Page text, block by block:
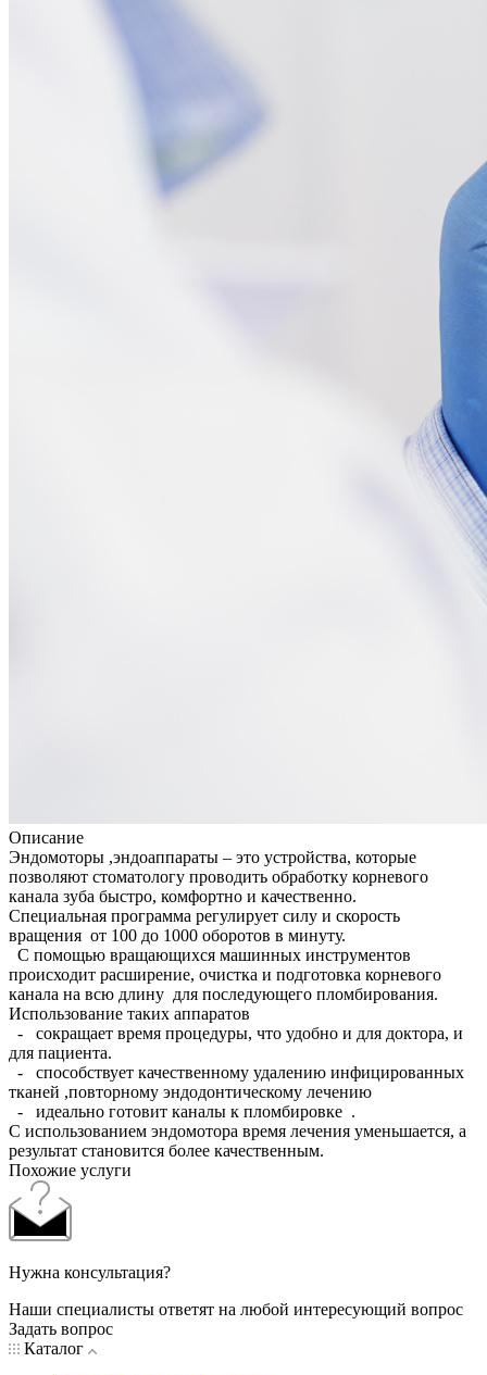
Описание
Эндомоторы ,эндоаппараты – это устройства, которые
позволяют стоматологу проводить обработку корневого
канала зуба быстро, комфортно и качественно.
Специальная программа регулирует силу и скорость
вращения от 100 до 1000 оборотов в минуту.
С помощью вращающихся машинных инструментов
происходит расширение, очистка и подготовка корневого
канала на всю длину для последующего пломбирования.
Использование таких аппаратов
- сокращает время процедуры, что удобно и для доктора, и
для пациента.
- способствует качественному удалению инфицированных
тканей ,повторному эндодонтическому лечению
- идеально готовит каналы к пломбировке .
С использованием эндомотора время лечения уменьшается, а
результат становится более качественным.
Похожие услуги
Нужна консультация?
Наши специалисты ответят на любой интересующий вопрос
Задать вопрос
Каталог